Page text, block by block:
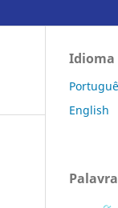
Idioma
English